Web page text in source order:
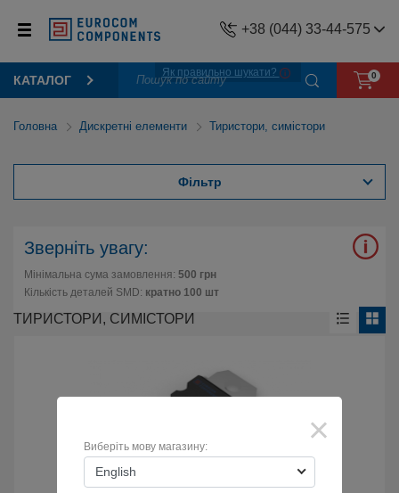
+38 (044) 33-44-575
КАТАЛОГ
Як правильно шукати? 0
Головна Дискретні елементи Тиристори, симістори
Фільтр
Зверніть увагу:
Мінімальна сума замовлення: 500 грн
Кількість деталей SMD: кратно 100 шт
ТИРИСТОРИ, СИМІСТОРИ
×
Виберіть мову магазину:
English